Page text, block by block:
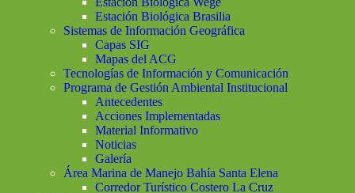
Estación Biológica Brasilia
Sistemas de Información Geográfica
Capas SIG
Mapas del ACG
Tecnologías de Información y Comunicación
Programa de Gestión Ambiental Institucional
Antecedentes
Acciones Implementadas
Material Informativo
Noticias
Galería
Área Marina de Manejo Bahía Santa Elena
Corredor Turístico Costero La Cruz